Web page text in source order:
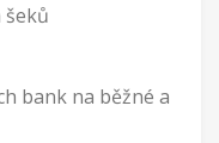
šeků
bank na běžné a